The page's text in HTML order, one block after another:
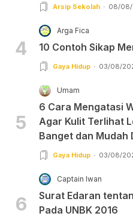
Arsip Sekolah 08/08/
4
Arga Fica
10 Contoh Sikap
Gaya Hidup 03/08/
5
Umam
6 Cara Mengatasi
Agar Kulit Terlihat
Banget dan Mudah
Gaya Hidup 03/08/
6
Captain Iwan
Surat Edaran
Pada UNBK 2016